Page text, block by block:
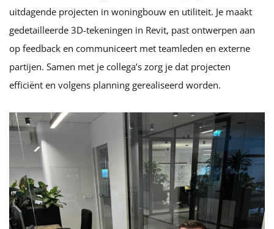
uitdagende projecten in woningbouw en utiliteit. Je maakt
gedetailleerde 3D-tekeningen in Revit, past ontwerpen aan
op feedback en communiceert met teamleden en externe
partijen. Samen met je collega’s zorg je dat projecten
efficiënt en volgens planning gerealiseerd worden.